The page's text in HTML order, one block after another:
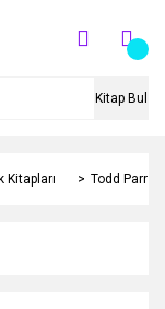
Kitap Bul
Kitapları Todd Parr